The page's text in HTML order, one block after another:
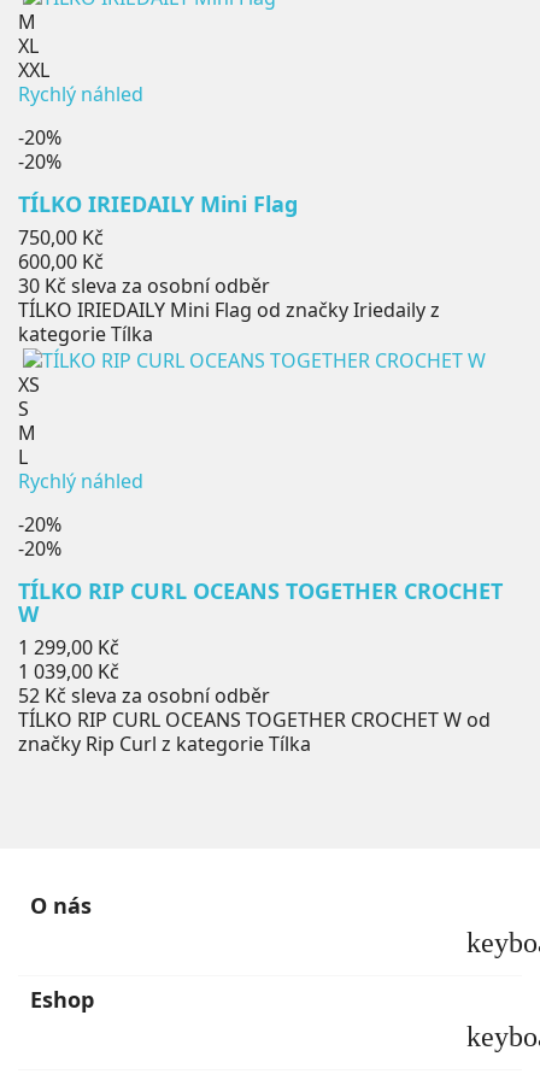
M
XL
XXL
Rychlý náhled
-20%
-20%
TÍLKO IRIEDAILY Mini Flag
Běžná
cena
750,00 Kč
Cena
600,00 Kč
30 Kč sleva za osobní odběr
TÍLKO IRIEDAILY Mini Flag od značky Iriedaily z
kategorie Tílka
XS
S
M
L
Rychlý náhled
-20%
-20%
TÍLKO RIP CURL OCEANS TOGETHER CROCHET
W
Běžná
cena
1 299,00 Kč
Cena
1 039,00 Kč
52 Kč sleva za osobní odběr
TÍLKO RIP CURL OCEANS TOGETHER CROCHET W od
značky Rip Curl z kategorie Tílka
O nás
Eshop